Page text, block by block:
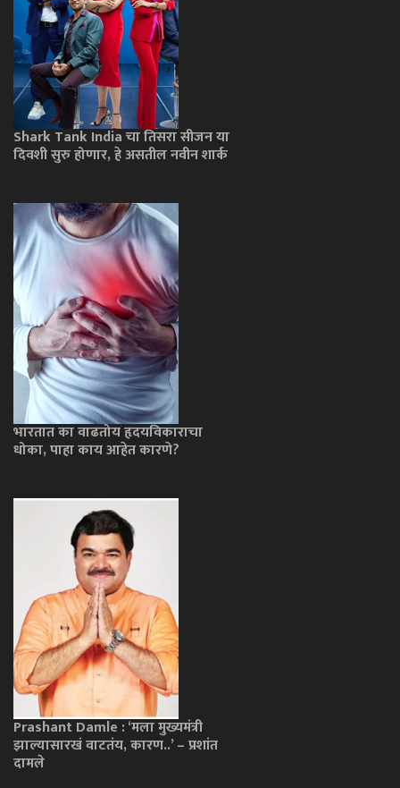
Shark Tank India चा तिसरा सीजन या
दिवशी सुरु होणार, हे असतील नवीन शार्क
भारतात का वाढतोय हृदयविकाराचा
धोका, पाहा काय आहेत कारणे?
Prashant Damle : ‘मला मुख्यमंत्री
झाल्यासारखं वाटतंय, कारण..’ – प्रशांत
दामले